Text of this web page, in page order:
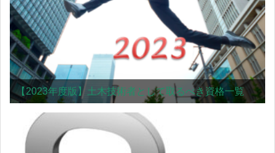
【2023年度版】土木技術者として取るべき資格一覧